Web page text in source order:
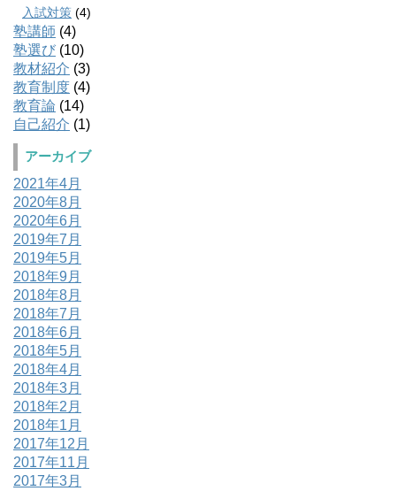
入試対策 (4)
塾講師 (4)
塾選び (10)
教材紹介 (3)
教育制度 (4)
教育論 (14)
自己紹介 (1)
アーカイブ
2021年4月
2020年8月
2020年6月
2019年7月
2019年5月
2018年9月
2018年8月
2018年7月
2018年6月
2018年5月
2018年4月
2018年3月
2018年2月
2018年1月
2017年12月
2017年11月
2017年3月